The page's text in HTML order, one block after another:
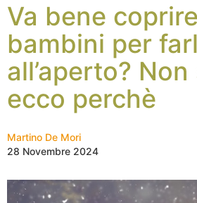
Va bene
bambini per
all’aperto?
ecco perchè
Martino De Mori
28 Novembre 2024